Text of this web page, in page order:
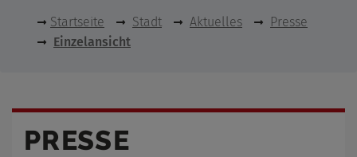
Startseite Stadt Aktuelles
Presse
Einzelansicht
PRESSE